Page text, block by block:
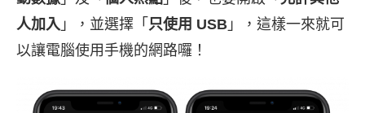
人加入 」，並選擇「 只使用 USB 」，這樣一來就可
以讓電腦使用手機的網路囉！